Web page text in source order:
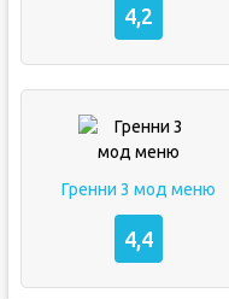
4,2
Гренни 3 мод меню
4,4